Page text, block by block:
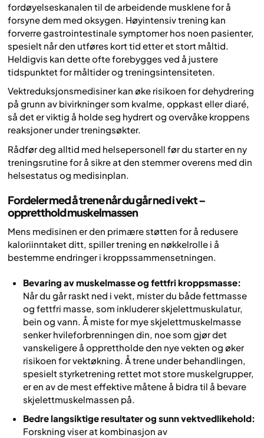
fordøyelseskanalen til de arbeidende musklene for å
forsyne dem med oksygen. Høyintensiv trening kan
forverre gastrointestinale symptomer hos noen pasienter,
spesielt når den utføres kort tid etter et stort måltid.
Heldigvis kan dette ofte forebygges ved å justere
tidspunktet for måltider og treningsintensiteten.
Vektreduksjonsmedisiner kan øke risikoen for dehydrering
på grunn av bivirkninger som kvalme, oppkast eller diaré,
så det er viktig å holde seg hydrert og overvåke kroppens
reaksjoner under treningsøkter.
Rådfør deg alltid med helsepersonell før du starter en ny
treningsrutine for å sikre at den stemmer overens med din
helsestatus og medisinplan.
Fordeler med å trene når du går ned i vekt –
oppretthold muskelmassen
Mens medisinen er den primære støtten for å redusere
kaloriinntaket ditt, spiller trening en nøkkelrolle i å
bestemme endringer i kroppssammensetningen.
Bevaring av muskelmasse og fettfri kroppsmasse:
Når du går raskt ned i vekt, mister du både fettmasse
og fettfri masse, som inkluderer skjelettmuskulatur,
bein og vann. Å miste for mye skjelettmuskelmasse
senker hvileforbrenningen din, noe som gjør det
vanskeligere å opprettholde den nye vekten og øker
risikoen for vektøkning. Å trene under behandlingen,
spesielt styrketrening rettet mot store muskelgrupper,
er en av de mest effektive måtene å bidra til å bevare
skjelettmuskelmassen på.
Bedre langsiktige resultater og sunn vektvedlikehold:
Forskning viser at kombinasjon av